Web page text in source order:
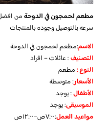
مطعم لحمجون في الدوحةمن
سرعه بالتوصيل وجوده بالمنتجات
الاسم:مطعم لحمجون في الدوحة
التصنيف: عائلات – افراد
النوع :مطعم
الأسعار:متوسطة
الأطفال:يوجد
الموسيقى:يوجد
مواعيد العمل:٧:٠٠ص–١٢:٠٠ص